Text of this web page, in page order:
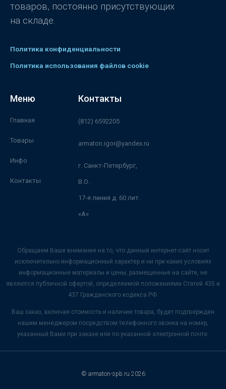
товаров, постоянно присутствующих
на складе.
Политика конфиденциальности
Политика использования файлов cookie
Меню
Главная
Товары
Инфо
Контакты
Контакты
(812) 6592205
armaton.igor@yandex.ru
г. Санкт-Петербург,
В.О.
17-я линия д. 60 лит.
«А»
Обращаем Ваше внимание на то, что данный интернет-сайт носит
исключительно информационный характер и ни при каких условиях
информационные материалы и цены, размещенные на сайте, не
являются публичной офертой, определяемой положениями Статей 435 и
437 Гражданского кодекса РФ.
Ваш заказ, включая стоимость и наличие товара, будет подтвержден
нашим менеджером посредством телефонного звонка на номер,
указанный Вами при заказе или по указанной электронной почте.
© armaton-spb.ru 2026